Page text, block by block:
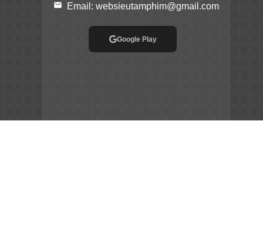
email Email: websieutamphim@gmail.com
Google Play